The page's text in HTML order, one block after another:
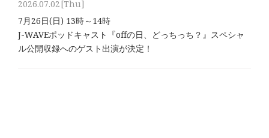
2026.07.02[Thu]
7月26日(日) 13時～14時
J-WAVEポッドキャスト『offの日、どっちっち？』スペシャ
ル公開収録へのゲスト出演が決定！